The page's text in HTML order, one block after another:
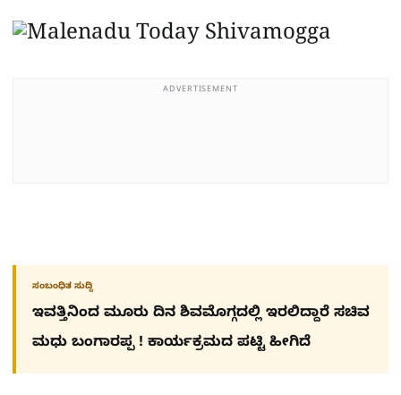
ADVERTISEMENT
ಸಂಬಂಧಿತ ಸುದ್ದಿ
ಇವತ್ತಿನಿಂದ ಮೂರು ದಿನ ಶಿವಮೊಗ್ಗದಲ್ಲಿ ಇರಲಿದ್ದಾರೆ ಸಚಿವ
ಮಧು ಬಂಗಾರಪ್ಪ ! ಕಾರ್ಯಕ್ರಮದ ಪಟ್ಟಿ ಹೀಗಿದೆ